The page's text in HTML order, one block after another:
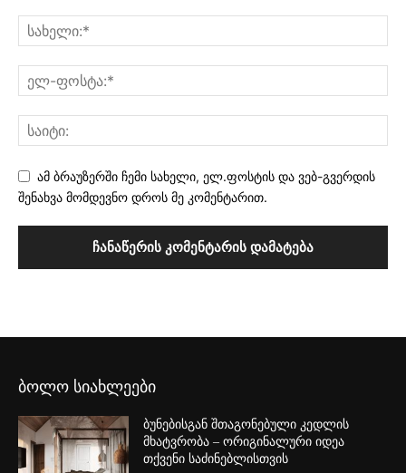
ამ ბრაუზერში ჩემი სახელი, ელ.ფოსტის და ვებ-გვერდის
შენახვა მომდევნო დროს მე კომენტარით.
ბოლო სიახლეები
ბუნებისგან შთაგონებული კედლის
მხატვრობა – ორიგინალური იდეა
თქვენი საძინებლისთვის